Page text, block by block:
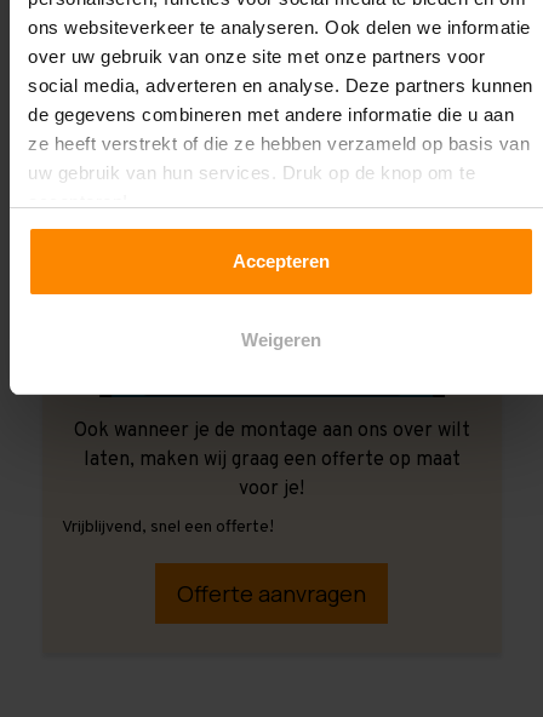
ons websiteverkeer te analyseren. Ook delen we informatie
over uw gebruik van onze site met onze partners voor
social media, adverteren en analyse. Deze partners kunnen
de gegevens combineren met andere informatie die u aan
ze heeft verstrekt of die ze hebben verzameld op basis van
uw gebruik van hun services. Druk op de knop om te
Accepteren
Weigeren
Ook wanneer je de montage aan ons over wilt
laten, maken wij graag een offerte op maat
voor je!
Vrijblijvend, snel een offerte!
Offerte aanvragen